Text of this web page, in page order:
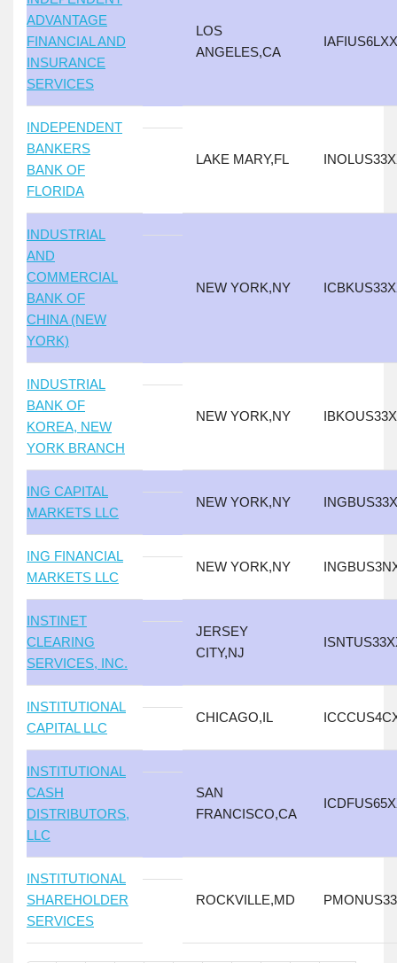
ADVANTAGE
FINANCIAL AND
INSURANCE
SERVICES
LOS
ANGELES,CA
INDEPENDENT
BANKERS
BANK OF
FLORIDA
LAKE MARY,FL
INDUSTRIAL
AND
COMMERCIAL
BANK OF
CHINA (NEW
YORK)
NEW YORK,NY
INDUSTRIAL
BANK OF
KOREA, NEW
YORK BRANCH
NEW YORK,NY
ING CAPITAL
MARKETS LLC
NEW YORK,NY
ING FINANCIAL
MARKETS LLC
NEW YORK,NY
INSTINET
CLEARING
SERVICES, INC.
JERSEY
CITY,NJ
INSTITUTIONAL
CAPITAL LLC
CHICAGO,IL
INSTITUTIONAL
CASH
DISTRIBUTORS,
LLC
SAN
FRANCISCO,CA
INSTITUTIONAL
SHAREHOLDER
SERVICES
ROCKVILLE,MD